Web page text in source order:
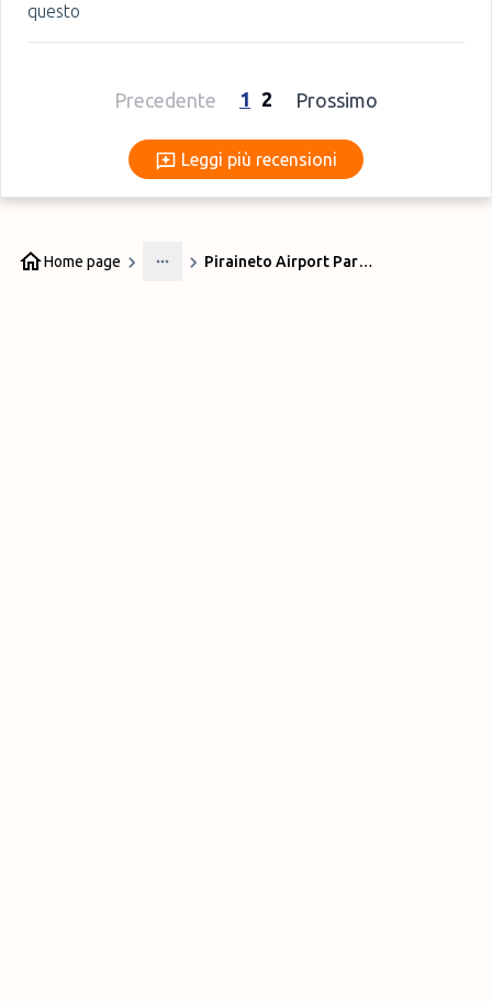
questo
Precedente 1 2 Prossimo
Leggi più recensioni
Leggi più recensioni
Home page
More
Piraineto Airport Parking